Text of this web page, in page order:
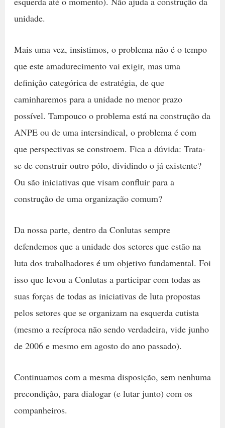
unidade.
Mais uma vez, insistimos, o problema não é o tempo
que este amadurecimento vai exigir, mas uma
definição categórica de estratégia, de que
caminharemos para a unidade no menor prazo
possível. Tampouco o problema está na construção da
ANPE ou de uma intersindical, o problema é com
que perspectivas se constroem. Fica a dúvida: Trata-
se de construir outro pólo, dividindo o já existente?
Ou são iniciativas que visam confluir para a
construção de uma organização comum?
Da nossa parte, dentro da Conlutas sempre
defendemos que a unidade dos setores que estão na
luta dos trabalhadores é um objetivo fundamental. Foi
isso que levou a Conlutas a participar com todas as
suas forças de todas as iniciativas de luta propostas
pelos setores que se organizam na esquerda cutista
(mesmo a recíproca não sendo verdadeira, vide junho
de 2006 e mesmo em agosto do ano passado).
Continuamos com a mesma disposição, sem nenhuma
precondição, para dialogar (e lutar junto) com os
companheiros.